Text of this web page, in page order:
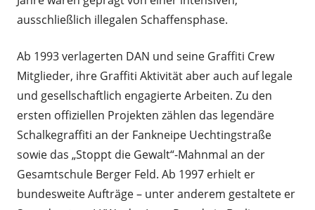
ausschließlich illegalen Schaffensphase.
Ab 1993 verlagerten DAN und seine Graffiti Crew
Mitglieder, ihre Graffiti Aktivität aber auch auf legale
und gesellschaftlich engagierte Arbeiten. Zu den
ersten offiziellen Projekten zählen das legendäre
Schalkegraffiti an der Fankneipe Uechtingstraße
sowie das „Stoppt die Gewalt“-Mahnmal an der
Gesamtschule Berger Feld. Ab 1997 erhielt er
bundesweite Aufträge – unter anderem gestaltete er